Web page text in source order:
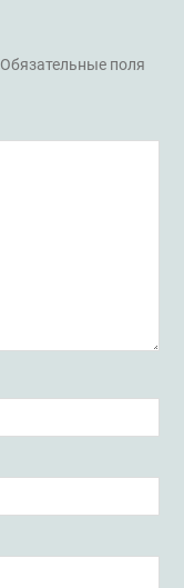
Обязательные поля